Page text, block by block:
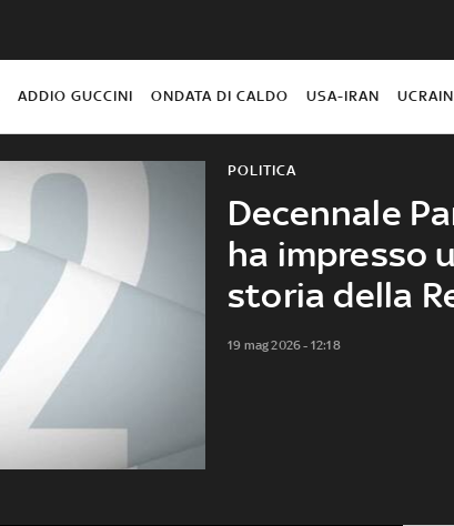
ADDIO GUCCINI ONDATA DI CALDO USA-IRAN
Decennale
ha impresso
storia della
POLITICA
19 mag 2026 - 12:18